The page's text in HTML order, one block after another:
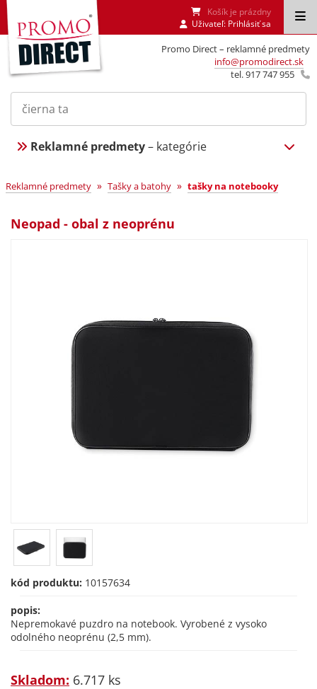
Promo Direct – reklamné predmety
info@promodirect.sk
tel. 917 747 955
Košík je prázdny
Uživateľ: Prihlásiť sa
Reklamné predmety– kategórie
Reklamné predmety » Tašky a batohy » tašky na notebooky
Neopad - obal z neoprénu
kód produktu: 10157634
popis:
Nepremokavé puzdro na notebook. Vyrobené z vysoko
odolného neoprénu (2,5 mm).
Skladom: 6.717 ks